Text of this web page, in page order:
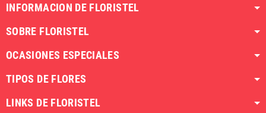
INFORMACION DE FLORISTEL
SOBRE FLORISTEL
OCASIONES ESPECIALES
TIPOS DE FLORES
LINKS DE FLORISTEL